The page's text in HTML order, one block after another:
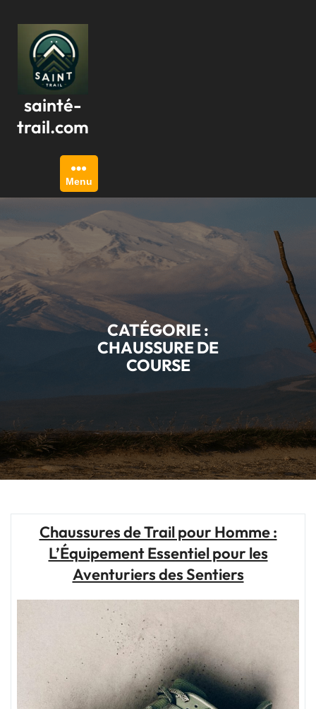
contenu
sainté-
trail.com
Menu
CATÉGORIE :
CHAUSSURE DE
COURSE
Chaussures de Trail pour Homme :
L’Équipement Essentiel pour les
Aventuriers des Sentiers